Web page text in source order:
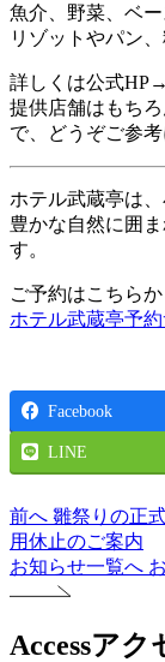
魚介、野菜、ベ
リゾットやパン
詳しくは公式HP→
提供店舗はもち
で、どうぞご参考
ホテル武蔵亭は
豊かな自然に囲
す。
ご予約はこちらか
ホテル武蔵亭予約
Facebook
LINE
前へ 雛祭りの正
用休止のご案内
お知らせ一覧へ
Accessアク